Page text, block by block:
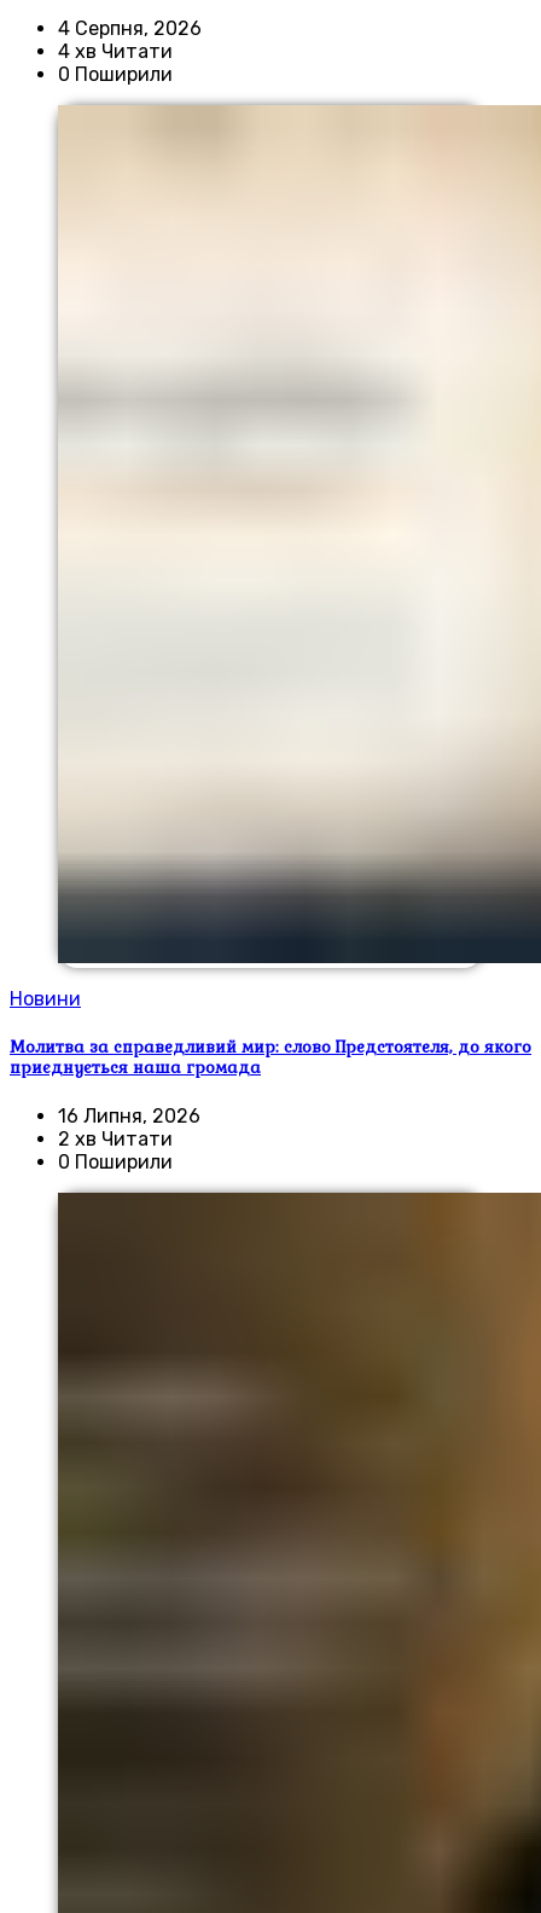
4 Серпня, 2026
4 хв Читати
0 Поширили
Новини
Молитва за справедливий мир: слово Предстоятеля, до якого
приєднується наша громада
16 Липня, 2026
2 хв Читати
0 Поширили